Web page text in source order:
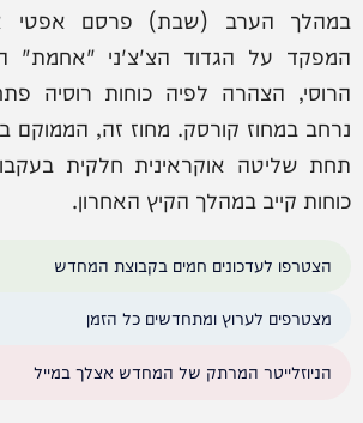
במהלך הערב (שבת) פרסם אפטי
המפקד על הגדוד הצ'צ'ני "אחמת"
הרוסי, הצהרה לפיה כוחות רוסיה
נרחב במחוז קורסק. מחוז זה, הממוקם
תחת שליטה אוקראינית חלקית
כוחות קייב במהלך הקיץ האחרון.
הצטרפו לעדכונים חמים בקבוצת המחדש
מצטרפים לערוץ ומתחדשים כל הזמן
הניוזלייטר המרתק של המחדש אצלך במייל